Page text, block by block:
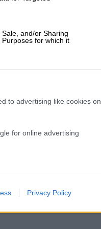
and/or Sharing
for which it
to advertising like cookies on
for online advertising
advertising.
to analytics like cookies on
Privacy Policy